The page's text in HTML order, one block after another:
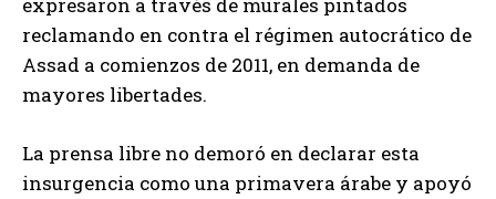
expresaron a través de murales pintados
reclamando en contra el régimen autocrático de
Assad a comienzos de 2011, en demanda de
mayores libertades.
La prensa libre no demoró en declarar esta
insurgencia como una primavera árabe y apoyó